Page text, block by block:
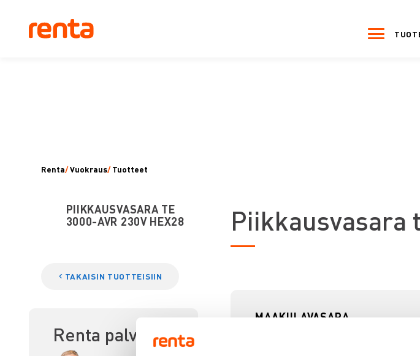
Renta/Vuokraus/ Tuotteet
PIIKKAUSVASARA TE
3000-AVR 230V HEX28
TAKAISIN TUOTTEISIIN
Renta palvelee
Piikkausvasara
MAAKIILAVASARA